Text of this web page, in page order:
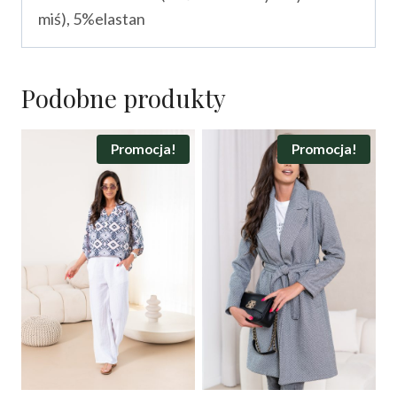
miś), 5%elastan
Podobne produkty
Promocja! Promocja!